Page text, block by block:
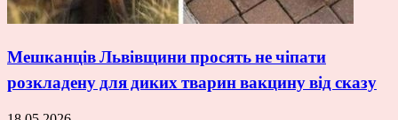
Мешканців Львівщини просять не чіпати
розкладену для диких тварин вакцину від сказу